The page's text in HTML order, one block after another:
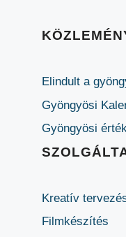
Elindult a
Gyöngyösi
Gyöngyösi
Kreatív
Filmkészítés